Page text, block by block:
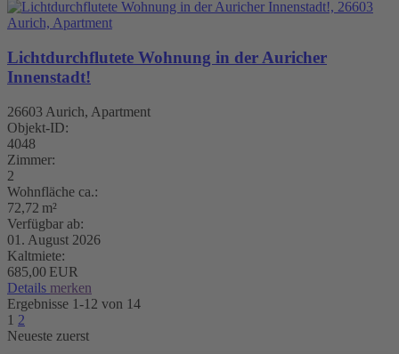
Lichtdurchflutete Wohnung in der Auricher
Innenstadt!
26603 Aurich, Apartment
Objekt-ID:
4048
Zimmer:
2
Wohnfläche ca.:
72,72 m²
Verfügbar ab:
01. August 2026
Kaltmiete:
685,00 EUR
Details merken
Ergebnisse 1-12 von 14
1 2
Neueste zuerst